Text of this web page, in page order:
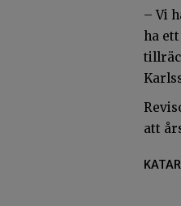
– Vi
ha
att